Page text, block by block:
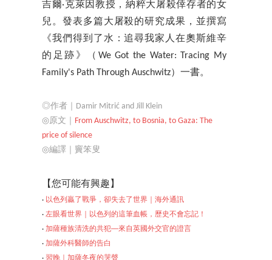
吉爾·克萊因教授，納粹大屠殺倖存者的女
兒。發表多篇大屠殺的研究成果，並撰寫
《我們得到了水：追尋我家人在奧斯維辛
的足跡》（We Got the Water: Tracing My
Family's Path Through Auschwitz）一書。
◎作者｜Damir Mitrić and Jill Klein
◎原文｜
From Auschwitz, to Bosnia, to Gaza: The
price of silence
◎編譯｜竇笨叟
【您可 能有興趣】
‧ 以色列贏了戰爭，卻失去了世界｜海外通訊
‧ 左眼看世界｜以色列的這筆血帳，歷史不會忘記！
‧ 加薩種族清洗的共犯──來自英國外交官的證言
‧ 加薩外科醫師的告白
‧ 習晚｜加薩冬夜的哭聲